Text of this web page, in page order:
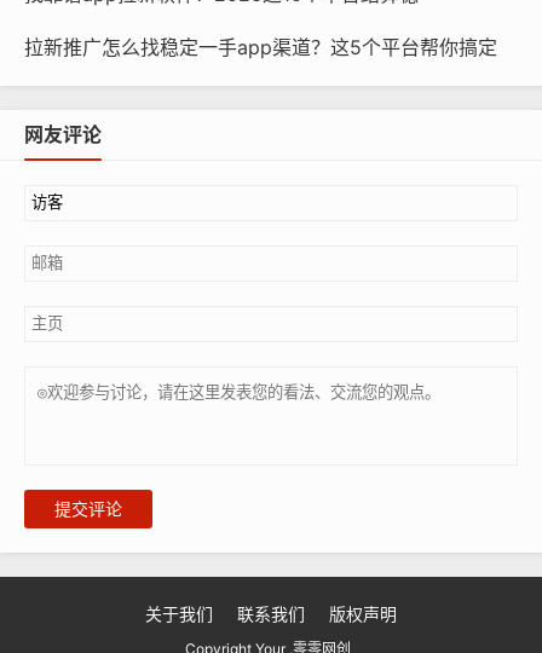
拉新推广怎么找稳定一手app渠道？这5个平台帮你搞定
网友评论
提交评论
关于我们 联系我们 版权声明
Copyright Your .零零网创